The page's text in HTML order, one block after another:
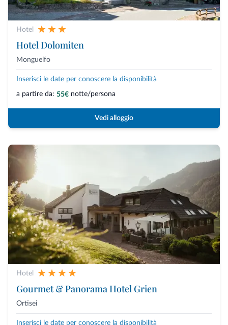
Hotel
Hotel Dolomiten
Monguelfo
Inserisci le date per conoscere la disponibilità
a partire da: 55€ notte/persona
Vedi alloggio
Hotel
Gourmet & Panorama Hotel Grien
Ortisei
Inserisci le date per conoscere la disponibilità